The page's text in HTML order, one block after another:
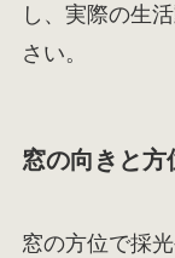
し、実際の生
さい。
窓の向きと方
窓の方位で採